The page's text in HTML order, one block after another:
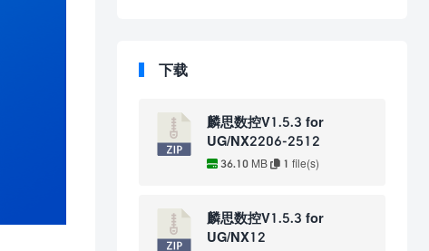
下载
麟思数控V1.5.3 for
UG/NX2206-2512
36.10 MB 1 file(s)
麟思数控V1.5.3 for
UG/NX12